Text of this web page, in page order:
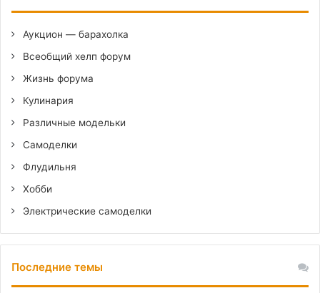
Аукцион — барахолка
Всеобщий хелп форум
Жизнь форума
Кулинария
Различные модельки
Самоделки
Флудильня
Хобби
Электрические самоделки
Последние темы